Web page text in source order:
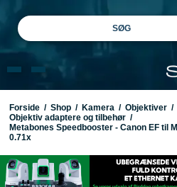
SØG
Forside / Shop / Kamera / Objektiver /
Objektiv adaptere og tilbehør /
Metabones Speedbooster - Canon EF til
0.71x